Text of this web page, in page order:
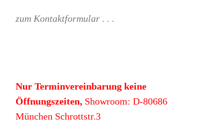
zum Kontaktformular . . .
Nur Terminvereinbarung keine
Öffnungszeiten,Showroom: D-80686
München Schrottstr.3